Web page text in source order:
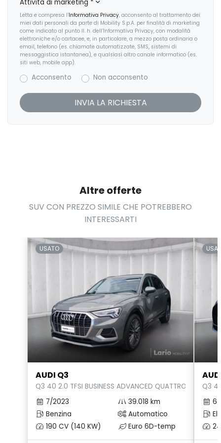
Fari posteriori a led
Fendinebbia anteriori
Freni a disco
Freni a disco autoventilanti
Head-up display
Kit riparazione pneumatici / tirefit
Luci diurne
Pacchetto sicurezza
Personalizzazioni Linea e Stile
Regolatore di velocità - Cruise Control
Retrovisore interno auto-anabbagliante
Riconoscimento segnali stradali
Sedile guidatore elettrico
Sedili anteriori elettrici con memoria
Sedili regolabili elettricamente
Sensori di Parcheggio Anterori e Posteriori
Attività di marketing *
Letta e compresa l’Informativa Privacy, acconsento al trattamento dei
miei dati personali da parte di Mobility S.p.A. per finalità di marketing
come indicato al punto II. h. dell’Informativa Privacy, con modalità
elettroniche e/o cartacee, e, in particolare, a mezzo posta ordinaria o
email, telefono (es. chiamate automatizzate, SMS, sistemi di
messaggistica istantanea), e qualsiasi altro canale informatico (es.
siti web, mobile app).
Acconsento Non acconsento
Altre offerte
SUV CON PREZZO SIMILE CHE POTREBBERO
INTERESSARTI
USATO
AUDI Q3
Q3 40 2.0 TFSI BUSINESS ADVANCED QUATTRO S-TRONIC
7/2023
39.018 km
Benzina
Automatico
190 CV (140 KW)
Euro 6D-temp
Q3
6/